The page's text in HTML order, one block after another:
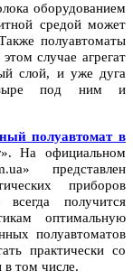
оборудованием
средой может
полуавтоматы
случае агрегат
слой, и уже дуга
под ним и
полуавтомат в
На официальном
представлен
приборов
получится
оптимальную
полуавтоматов
практически со
том числе.